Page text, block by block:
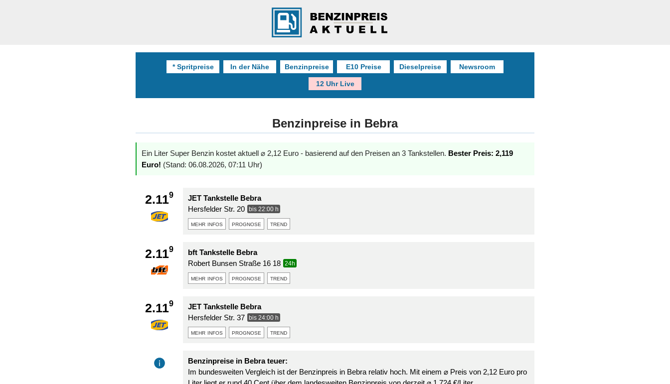
* Spritpreise In der Nähe Benzinpreise E10 Preise Dieselpreise Newsroom
12 Uhr Live
Benzinpreise in Bebra
Ein Liter Super Benzin kostet aktuell ⌀ 2,12 Euro - basierend auf den Preisen an 3 Tankstellen. Bester Preis: 2,119
Euro! (Stand: 06.08.2026, 07:11 Uhr)
2.119
JET Tankstelle Bebra
Hersfelder Str. 20
bis 22:00 h
mehr infos prognose trend
2.119
bft Tankstelle Bebra
Robert Bunsen Straße 16 18
24h
mehr infos prognose trend
2.119
JET Tankstelle Bebra
Hersfelder Str. 37
bis 24:00 h
mehr infos prognose trend
Benzinpreise in Bebra teuer:
Im bundesweiten Vergleich ist der Benzinpreis in Bebra relativ hoch. Mit einem ⌀ Preis von 2,12 Euro pro